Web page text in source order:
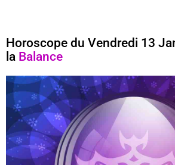
Horoscope du Vendredi 13
la Balance